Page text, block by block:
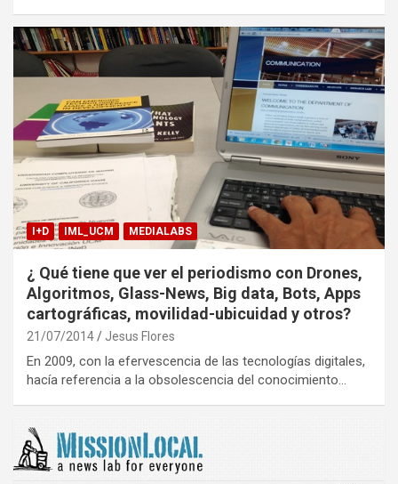
I+D IML_UCM MEDIALABS
¿ Qué tiene que ver el periodismo con Drones,
Algoritmos, Glass-News, Big data, Bots, Apps
cartográficas, movilidad-ubicuidad y otros?
21/07/2014 Jesus Flores
En 2009, con la efervescencia de las tecnologías digitales,
hacía referencia a la obsolescencia del conocimiento…